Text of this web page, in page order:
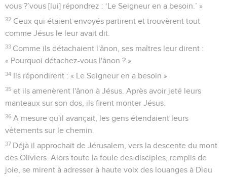
vous ?’vous [lui] répondrez : ‘Le Seigneur en a besoin.’ »
32 Ceux qui étaient envoyés partirent et trouvèrent tout
comme Jésus le leur avait dit.
33 Comme ils détachaient l'ânon, ses maîtres leur dirent :
« Pourquoi détachez-vous l'ânon ? »
34 Ils répondirent : « Le Seigneur en a besoin »
35 et ils amenèrent l'ânon à Jésus. Après avoir jeté leurs
manteaux sur son dos, ils firent monter Jésus.
36 A mesure qu'il avançait, les gens étendaient leurs
vêtements sur le chemin.
37 Déjà il approchait de Jérusalem, vers la descente du mont
des Oliviers. Alors toute la foule des disciples, remplis de
joie, se mirent à adresser à haute voix des louanges à Dieu